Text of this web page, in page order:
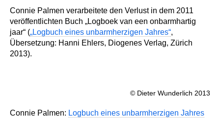
Connie Palmen verarbeitete den Verlust in dem 2011
veröffentlichten Buch „Logboek van een onbarmhartig
jaar“ („Logbuch eines unbarmherzigen Jahres“,
Übersetzung: Hanni Ehlers, Diogenes Verlag, Zürich
2013).
© Dieter Wunderlich 2013
Connie Palmen: Logbuch eines unbarmherzigen Jahres